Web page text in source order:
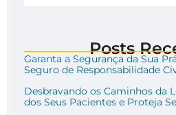
Posts
Garanta a Segurança da Sua
Seguro de Responsabilidade
Desbravando os Caminhos da
dos Seus Pacientes e Proteja